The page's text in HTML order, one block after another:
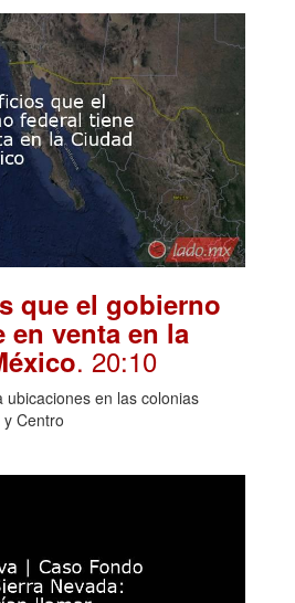
que el gobierno
en venta en la
. 20:10
ubicaciones en las colonias
Centro